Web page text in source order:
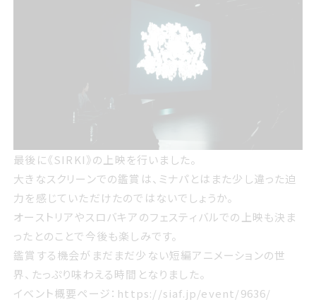
最後に《SIRKI》の上映を行いました。
大きなスクリーンでの鑑賞は、ミナパとはまた少し違った迫
力を感じていただけたのではないでしょうか。
オーストリアやスロバキアのフェスティバルでの上映も決ま
ったとのことで今後も楽しみです。
鑑賞する機会がまだまだ少ない短編アニメーションの世
界、たっぷり味わえる時間となりました。
イベント概要ページ： https://siaf.jp/event/9636/